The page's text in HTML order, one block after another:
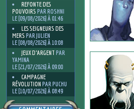
REFONTE DES
POUVOIRS PAR ROSHNI
LE [09/08/2026] À 01:46
LES SEIGNEURS DES
MERS PAR JULIEN
LE [08/08/2026] À 10:08
JEUX D'ARGENT PAR
YAMINA
LE [21/07/2026] À 09:00
CAMPAGNE
RÉVOLUTION PAR PUCHU
LE [10/07/2026] À 08:49